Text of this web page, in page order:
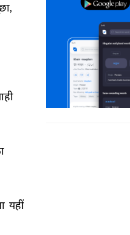
यहीं